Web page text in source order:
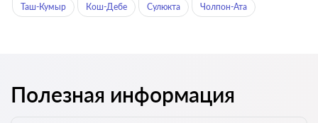
Таш-Кумыр Кош-Дебе Сулюкта Чолпон-Ата
Полезная информация